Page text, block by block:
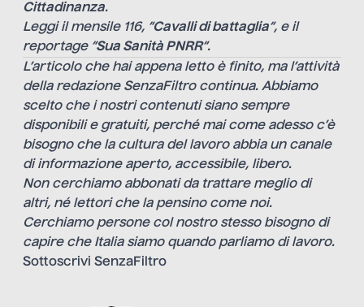
Cittadinanza.
Leggi il mensile 116, “Cavalli di battaglia“, e il
reportage “Sua Sanità PNRR“.
L’articolo che hai appena letto è finito, ma l’attività
della redazione SenzaFiltro continua. Abbiamo
scelto che i nostri contenuti siano sempre
disponibili e gratuiti, perché mai come adesso c’è
bisogno che la cultura del lavoro abbia un canale
di informazione aperto, accessibile, libero.
Non cerchiamo abbonati da trattare meglio di
altri, né lettori che la pensino come noi.
Cerchiamo persone col nostro stesso bisogno di
capire che Italia siamo quando parliamo di lavoro.
Sottoscrivi SenzaFiltro